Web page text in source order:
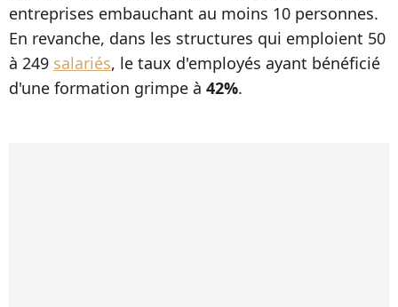
entreprises embauchant au moins 10 personnes.
En revanche, dans les structures qui emploient 50
à 249 salariés, le taux d'employés ayant bénéficié
d'une formation grimpe à 42%.